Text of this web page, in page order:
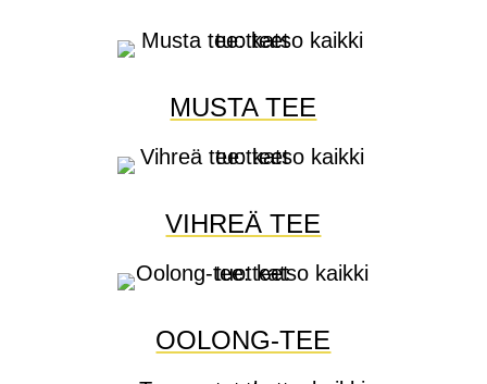
MUSTA TEE
VIHREÄ TEE
OOLONG-TEE